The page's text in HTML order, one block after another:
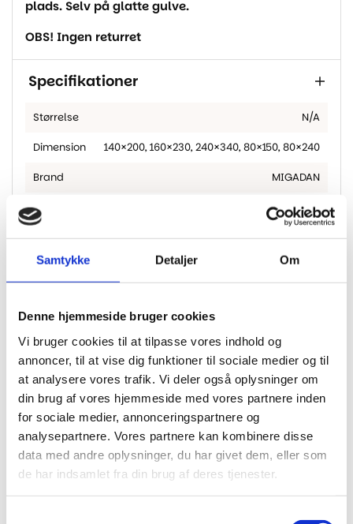
Samtykke Detaljer Om
Denne hjemmeside bruger cookies
Vi bruger cookies til at tilpasse vores indhold og
annoncer, til at vise dig funktioner til sociale medier og til
at analysere vores trafik. Vi deler også oplysninger om
din brug af vores hjemmeside med vores partnere inden
for sociale medier, annonceringspartnere og
analysepartnere. Vores partnere kan kombinere disse
data med andre oplysninger, du har givet dem, eller som
de har indsamlet fra din brug af deres tjenester.
plads. Selv på glatte gulve.
OBS! Ingen returret
Specifikationer
Størrelse N/A
Dimension 140×200,160×230,240×340,80×150,80×240
Brand MIGADAN
Materiale 100% polypropylene
Bagside Gel
Luvvægt 925 gr. pr. m2
Andre har også kigget
på...